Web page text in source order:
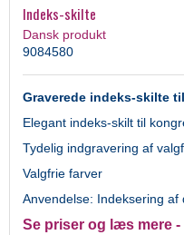
Indeks-skilte
Dansk produkt
9084580
Graverede indeks-skilte
Elegant indeks-skilt til
Tydelig indgravering af
Valgfrie farver
Anvendelse: Indeksering
Se priser og læs mere -